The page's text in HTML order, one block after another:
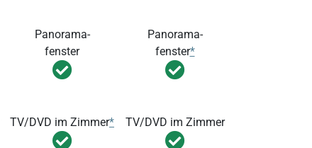
Panorama-
fenster
Panorama-
fenster*
TV/DVD im Zimmer* TV/DVD im Zimmer